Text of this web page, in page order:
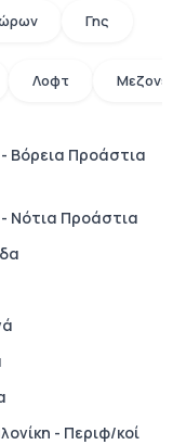
Γης
Λοφτ
Βόρεια Προάστια
Νότια Προάστια
- Περιφ/κοί